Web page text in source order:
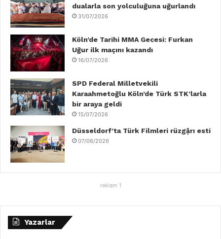
k
n
dualarla son yolculuğuna uğurlandı
31/07/2026
Köln’de Tarihi MMA Gecesi: Furkan
Uğur ilk maçını kazandı
16/07/2026
SPD Federal Milletvekili
Karaahmetoğlu Köln’de Türk STK’larla
bir araya geldi
15/07/2026
Düsseldorf’ta Türk Filmleri rüzgậrı esti
07/06/2026
reklam 1
Yazarlar